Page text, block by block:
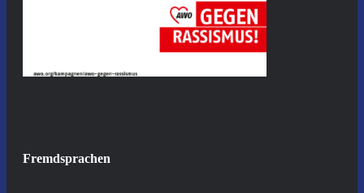
Fremdsprachen